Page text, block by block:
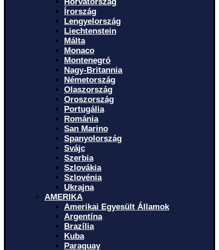
Írország
Lengyelország
Liechtenstein
Málta
Monaco
Montenegró
Nagy-Britannia
Németország
Olaszország
Oroszország
Portugália
Románia
San Marino
Spanyolország
Svájc
Szerbia
Szlovákia
Szlovénia
Ukrajna
AMERIKA
Amerikai Egyesült Államok
Argentína
Brazília
Kuba
Paraguay